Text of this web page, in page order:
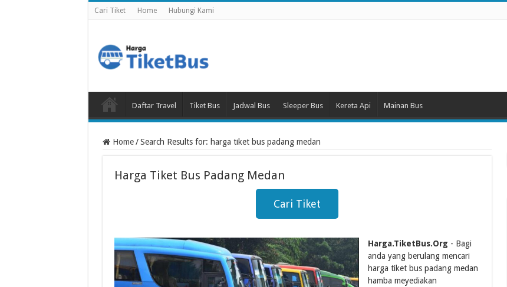
Cari Tiket Home Hubungi Kami
Daftar Travel Tiket Bus Jadwal Bus Sleeper Bus Kereta Api Mainan Bus
Home / Search Results for: harga tiket bus padang medan
Harga Tiket Bus Padang Medan
Cari Tiket
Harga.TiketBus.Org - Bagi
anda yang berulang mencari
harga tiket bus padang medan
hamba meyediakan